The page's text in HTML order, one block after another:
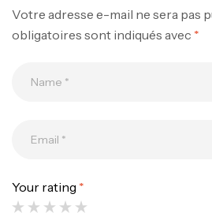
Votre adresse e-mail ne sera pas
obligatoires sont indiqués avec *
Your rating *